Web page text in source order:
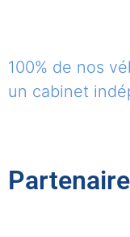
100% de nos
un cabinet